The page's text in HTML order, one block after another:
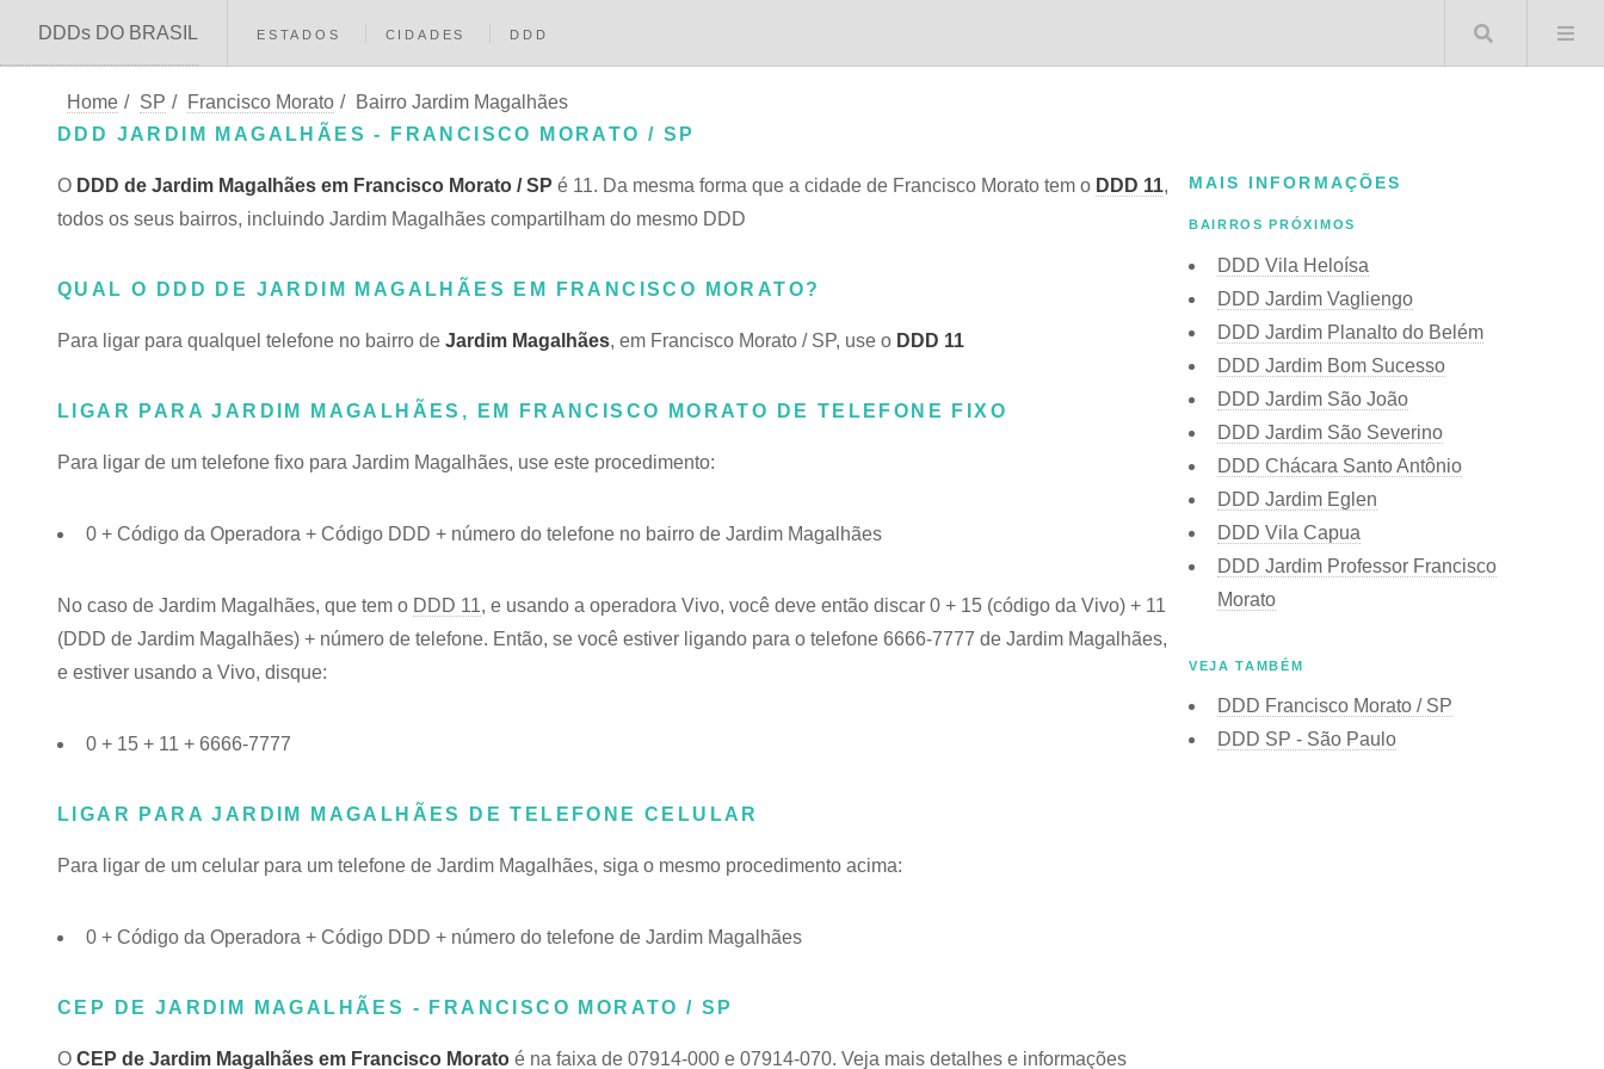
DDDs DO BRASIL ESTADOS CIDADES DDD Buscar
Home / SP / Francisco Morato /
Bairro Jardim Magalhães
DDD JARDIM MAGALHÃES - FRANCISCO MORATO / SP
O DDD de Jardim Magalhães em Francisco Morato / SP é 11. Da mesma forma que a cidade de Francisco Morato tem o DDD 11,
todos os seus bairros, incluindo Jardim Magalhães compartilham do mesmo DDD
QUAL O DDD DE JARDIM MAGALHÃES EM FRANCISCO MORATO?
Para ligar para qualquel telefone no bairro de Jardim Magalhães, em Francisco Morato / SP, use o DDD 11
LIGAR PARA JARDIM MAGALHÃES, EM FRANCISCO MORATO DE TELEFONE FIXO
Para ligar de um telefone fixo para Jardim Magalhães, use este procedimento:
0 + Código da Operadora + Código DDD + número do telefone no bairro de Jardim Magalhães
No caso de Jardim Magalhães, que tem o DDD 11, e usando a operadora Vivo, você deve então discar 0 + 15 (código da Vivo) + 11
(DDD de Jardim Magalhães) + número de telefone. Então, se você estiver ligando para o telefone 6666-7777 de Jardim Magalhães,
e estiver usando a Vivo, disque:
0 + 15 + 11 + 6666-7777
LIGAR PARA JARDIM MAGALHÃES DE TELEFONE CELULAR
Para ligar de um celular para um telefone de Jardim Magalhães, siga o mesmo procedimento acima:
0 + Código da Operadora + Código DDD + número do telefone de Jardim Magalhães
CEP DE JARDIM MAGALHÃES - FRANCISCO MORATO / SP
O CEP de Jardim Magalhães em Francisco Morato é na faixa de 07914-000 e 07914-070. Veja mais detalhes e informações
MAIS INFORMAÇÕES
BAIRROS PRÓXIMOS
DDD Vila Heloísa
DDD Jardim Vagliengo
DDD Jardim Planalto do Belém
DDD Jardim Bom Sucesso
DDD Jardim São João
DDD Jardim São Severino
DDD Chácara Santo Antônio
DDD Jardim Eglen
DDD Vila Capua
DDD Jardim Professor Francisco
Morato
VEJA TAMBÉM
DDD Francisco Morato / SP
DDD SP - São Paulo